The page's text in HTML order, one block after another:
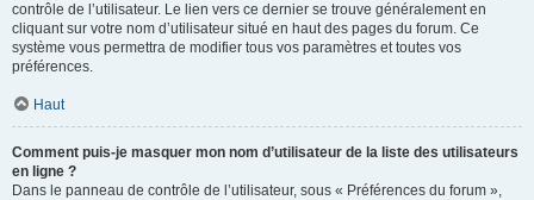
contrôle de l’utilisateur. Le lien vers ce dernier se trouve généralement en
cliquant sur votre nom d’utilisateur situé en haut des pages du forum. Ce
système vous permettra de modifier tous vos paramètres et toutes vos
préférences.
Haut
Comment puis-je masquer mon nom d’utilisateur de la liste des utilisateurs
en ligne ?
Dans le panneau de contrôle de l’utilisateur, sous « Préférences du forum »,